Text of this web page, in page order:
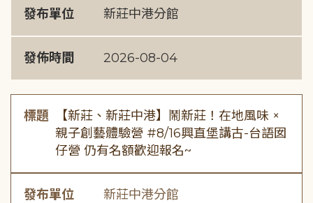
發布單位 新莊中港分館
發佈時間 2026-08-04
標題
【新莊、新莊中港】鬧新莊！在地風味 ×
親子創藝體驗營 #8/16興直堡講古-台語囡
仔營 仍有名額歡迎報名~
發布單位 新莊中港分館